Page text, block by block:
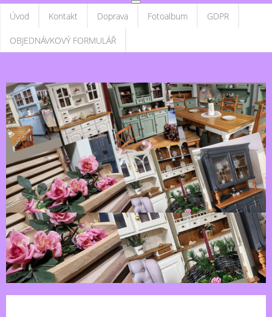
Úvod Kontakt Doprava Fotoalbum GDPR
OBJEDNÁVKOVÝ FORMULÁŘ